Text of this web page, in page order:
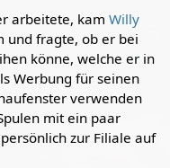
arbeitete, kam Willy
und fragte, ob er bei
könne, welche er in
Werbung für seinen
verwenden
mit ein paar
zur Filiale auf